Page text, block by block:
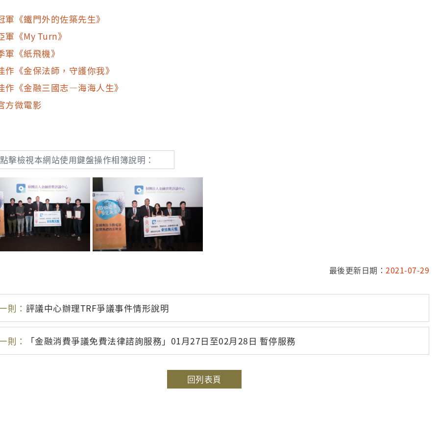
軍《鐵門外的佐築先生》
軍《My Turn》
軍《紙飛機》
作《金保法師，守護你我》
作《金融三國志—海海人生》
方微電影
點擊檢視本網站使用鍵盤操作相簿說明：
最後更新日期： 2021-07-29
則： 評議中心辦理TRF爭議事件情形說明
則： 「金融消費爭議免費法律諮詢服務」01月27日至02月28日 暫停服務
回列表頁